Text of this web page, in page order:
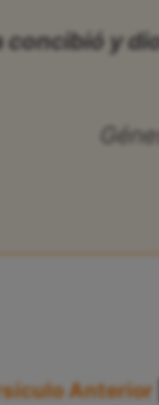
concibió y
Anterior